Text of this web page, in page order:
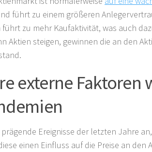
führt zu einem größeren
führt zu mehr Kaufaktivität, was auch
Aktien steigen, gewinnen die an den
externe Faktoren
Ereignisse der letzten Jahre
einen Einfluss auf die Preise an